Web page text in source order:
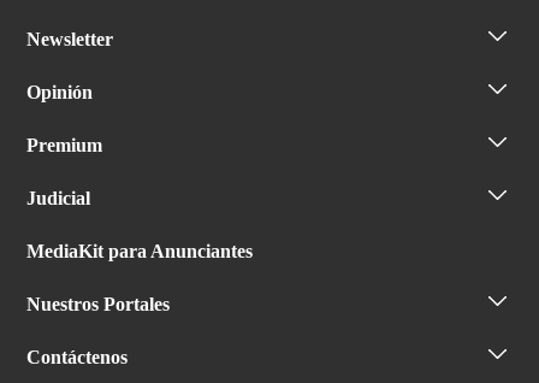
Newsletter
Opinión
Premium
Judicial
MediaKit para Anunciantes
Nuestros Portales
Contáctenos